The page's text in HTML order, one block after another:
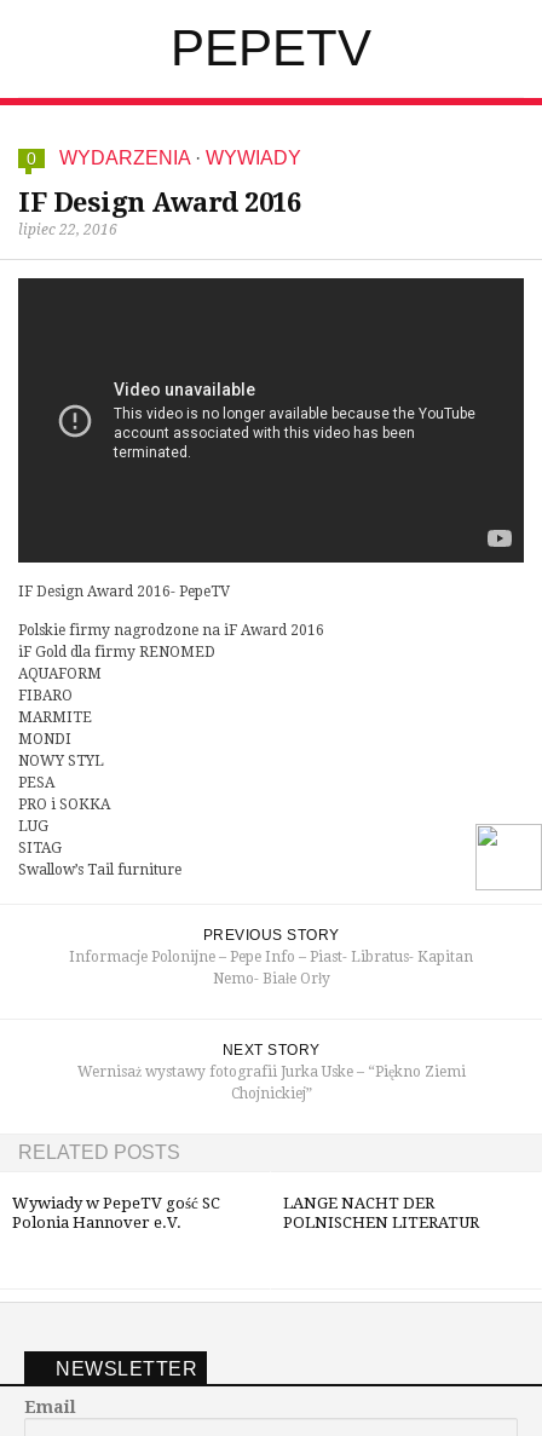
PEPETV
0 WYDARZENIA · WYWIADY
IF Design Award 2016
lipiec 22, 2016
IF Design Award 2016- PepeTV
Polskie firmy nagrodzone na iF Award 2016
iF Gold dla firmy RENOMED
AQUAFORM
FIBARO
MARMITE
MONDI
NOWY STYL
PESA
PRO i SOKKA
LUG
SITAG
Swallow’s Tail furniture
PREVIOUS STORY
Informacje Polonijne – Pepe Info – Piast- Libratus- Kapitan
Nemo- Białe Orły
NEXT STORY
Wernisaż wystawy fotografii Jurka Uske – “Piękno Ziemi
Chojnickiej”
RELATED POSTS
Wywiady w PepeTV gość SC
Polonia Hannover e.V.
LANGE NACHT DER
POLNISCHEN LITERATUR
NEWSLETTER
Email